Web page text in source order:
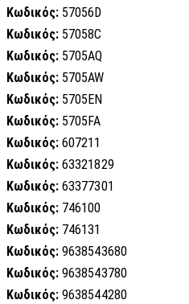
Κωδικός: 57056D
Κωδικός: 57058C
Κωδικός: 5705AQ
Κωδικός: 5705AW
Κωδικός: 5705EN
Κωδικός: 5705FA
Κωδικός: 607211
Κωδικός: 63321829
Κωδικός: 63377301
Κωδικός: 746100
Κωδικός: 746131
Κωδικός: 9638543680
Κωδικός: 9638543780
Κωδικός: 9638544280